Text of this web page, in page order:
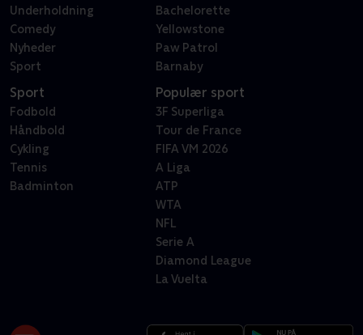
Underholdning
Comedy
Nyheder
Sport
Bachelorette
Yellowstone
Paw Patrol
Barnaby
Sport
Fodbold
Håndbold
Cykling
Tennis
Badminton
Populær sport
3F Superliga
Tour de France
FIFA VM 2026
A Liga
ATP
WTA
NFL
Serie A
Diamond League
La Vuelta